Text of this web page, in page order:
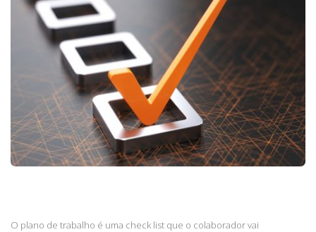
O plano de trabalho é uma check list que o colaborador vai